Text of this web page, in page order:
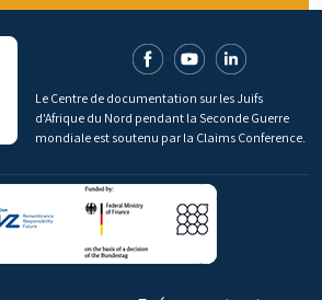
Le Centre de documentation sur les Juifs
d'Afrique du Nord pendant la Seconde Guerre
mondiale est soutenu par la Claims Conference.